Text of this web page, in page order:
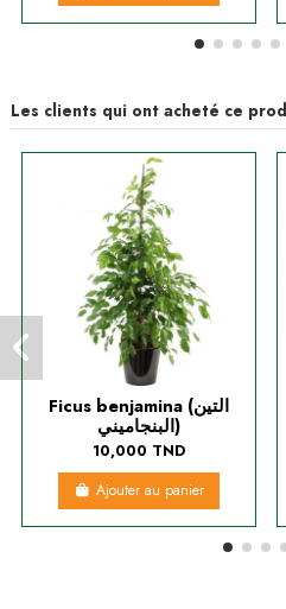
Les clients qui ont acheté ce
Ficus benjamina (التين
البنجاميني)
10,000 TND
Ajouter au panier